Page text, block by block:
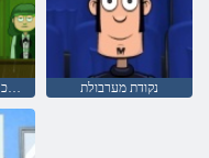
םישודקה לכ ליל 5 סקטרוו תדוקנ נקודת מערבולת